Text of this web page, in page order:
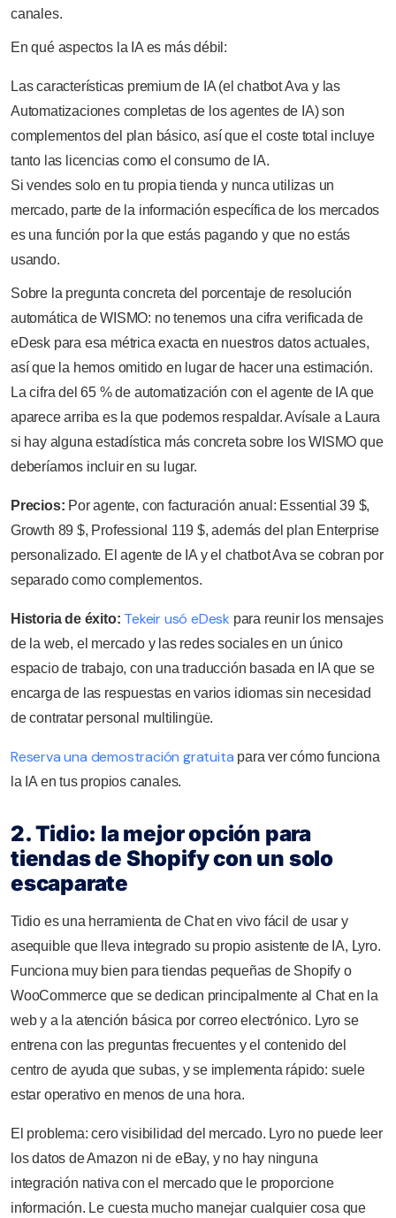
canales.
En qué aspectos la IA es más débil:
Las características premium de IA (el chatbot Ava y las
Automatizaciones completas de los agentes de IA) son
complementos del plan básico, así que el coste total incluye
tanto las licencias como el consumo de IA.
Si vendes solo en tu propia tienda y nunca utilizas un
mercado, parte de la información específica de los mercados
es una función por la que estás pagando y que no estás
usando.
Sobre la pregunta concreta del porcentaje de resolución
automática de WISMO: no tenemos una cifra verificada de
eDesk para esa métrica exacta en nuestros datos actuales,
así que la hemos omitido en lugar de hacer una estimación.
La cifra del 65 % de automatización con el agente de IA que
aparece arriba es la que podemos respaldar. Avísale a Laura
si hay alguna estadística más concreta sobre los WISMO que
deberíamos incluir en su lugar.
Precios: Por agente, con facturación anual: Essential 39 $,
Growth 89 $, Professional 119 $, además del plan Enterprise
personalizado. El agente de IA y el chatbot Ava se cobran por
separado como complementos.
Historia de éxito: Tekeir usó eDesk para reunir los mensajes
de la web, el mercado y las redes sociales en un único
espacio de trabajo, con una traducción basada en IA que se
encarga de las respuestas en varios idiomas sin necesidad
de contratar personal multilingüe.
Reserva una demostración gratuita para ver cómo funciona
la IA en tus propios canales.
2. Tidio: la mejor opción para
tiendas de Shopify con un solo
escaparate
Tidio es una herramienta de Chat en vivo fácil de usar y
asequible que lleva integrado su propio asistente de IA, Lyro.
Funciona muy bien para tiendas pequeñas de Shopify o
WooCommerce que se dedican principalmente al Chat en la
web y a la atención básica por correo electrónico. Lyro se
entrena con las preguntas frecuentes y el contenido del
centro de ayuda que subas, y se implementa rápido: suele
estar operativo en menos de una hora.
El problema: cero visibilidad del mercado. Lyro no puede leer
los datos de Amazon ni de eBay, y no hay ninguna
integración nativa con el mercado que le proporcione
información. Le cuesta mucho manejar cualquier cosa que